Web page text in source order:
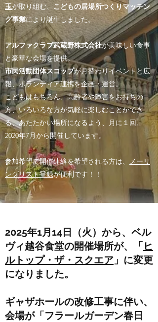
玉が取り組む、こどもの居場所つくりマッチン
グ事業により誕生しました。
アルファクラブ武蔵野株式会社が美味しい食事
と豪華な会場を提供。
市民活動団体スコップが月替わりイベントと広
報、ボランティア連携を企画・運営。
こどもはもちろん、高齢者や障害をお持ちの
方、いろいろな方が気軽に楽しむことができ
る、あたたかい場所になるよう、月に１回、
2020年7月から開催しています。
参加希望で開催連絡を希望される方は、
メーリ
ングリスト登録が便利です！！
2025年1月14日（火）から、ベル
ヴィ越谷食堂の開催場所が、「 ヒ
ルトップ・ザ・スクエア 」に変更
になりました。
ギャザホールの改修工事に伴い、
会場が「フラールガーデン春日